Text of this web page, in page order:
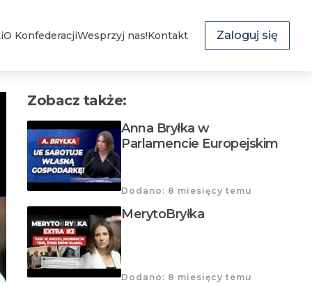
O KonfederacjiWesprzyj nas!Kontakt Zaloguj się
Zobacz także:
Anna Bryłka w
Parlamencie Europejskim
Dodano: 8 miesięcy temu
MerytoBryłka
Dodano: 8 miesięcy temu